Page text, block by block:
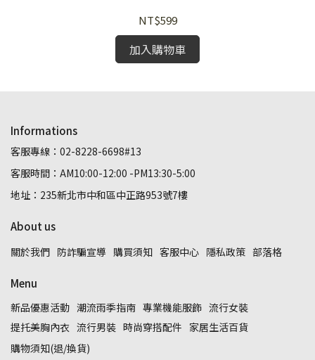
NT$599
加入購物車
Informations
客服專線：02-8228-6698#13
客服時間：AM10:00-12:00 -PM13:30-5:00
地址：235新北市中和區中正路953號7樓
About us
關於我們 防詐騙宣導 購買須知 客服中心 隱私政策 部落格
Menu
新品優惠活動 潮流雨季指南 專業機能服飾 流行女裝
提托美胸內衣 流行男裝 時尚穿搭配件 家居生活百貨
購物須知(退/換貨)